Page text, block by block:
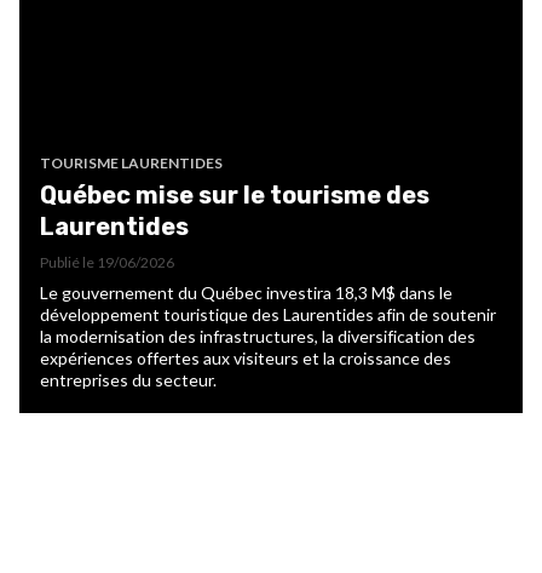
TOURISME LAURENTIDES
Québec mise sur le tourisme des
Laurentides
Publié le 19/06/2026
Le gouvernement du Québec investira 18,3 M$ dans le
développement touristique des Laurentides afin de soutenir
la modernisation des infrastructures, la diversification des
expériences offertes aux visiteurs et la croissance des
entreprises du secteur.